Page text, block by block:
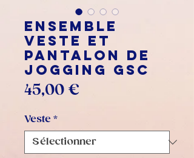
Ensemble
veste et
pantalon de
jogging GSC
45,00 €
Veste *